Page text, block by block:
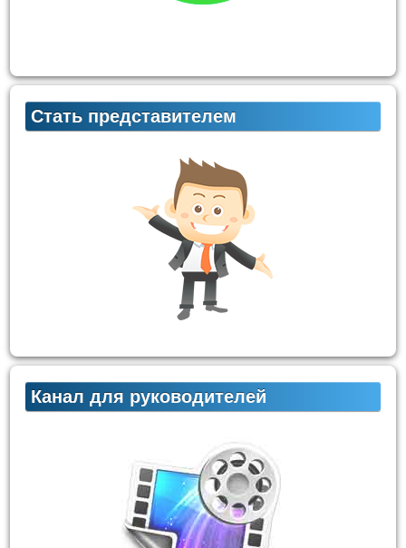
Стать представителем
Канал для руководителей